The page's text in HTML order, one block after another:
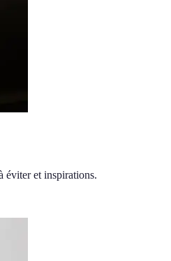
éviter et inspirations.